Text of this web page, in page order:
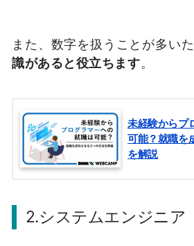
また、数字を扱うことが多い
識があると役立ちます。
未経験からプ
可能？就職を
を解説
2.システムエンジニア